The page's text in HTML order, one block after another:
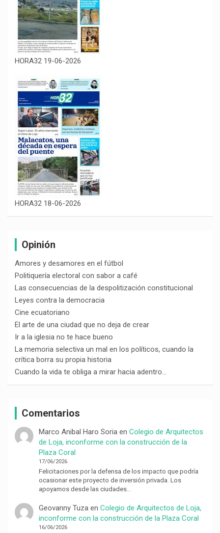
HORA32 19-06-2026
HORA32 18-06-2026
Opinión
Amores y desamores en el fútbol
Politiquería electoral con sabor a café
Las consecuencias de la despolitización constitucional
Leyes contra la democracia
Cine ecuatoriano
El arte de una ciudad que no deja de crear
Ir a la iglesia no te hace bueno
La memoria selectiva un mal en los políticos, cuando la
crítica borra su propia historia
Cuando la vida te obliga a mirar hacia adentro…
Comentarios
Marco Anibal Haro Soriaen Colegio de Arquitectos
de Loja, inconforme con la construcción de la
Plaza Coral
17/06/2026
Felicitaciones por la defensa de los impacto que podría
ocasionar este proyecto de inversión privada. Los
apoyamos desde las ciudades…
Geovanny Tuzaen Colegio de Arquitectos de Loja,
inconforme con la construcción de la Plaza Coral
16/06/2026